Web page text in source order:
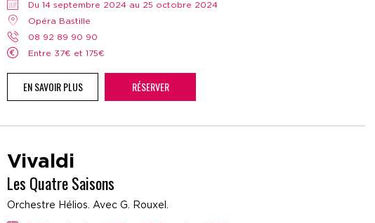
Du 14 septembre 2024 au 25 octobre 2024
Opéra Bastille
08 92 89 90 90
Entre 37€ et 175€
EN SAVOIR PLUS RÉSERVER
Vivaldi
Les Quatre Saisons
Orchestre Hélios. Avec G. Rouxel.